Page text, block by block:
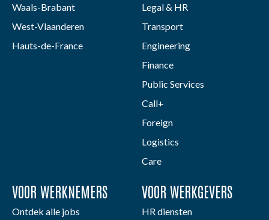
Waals-Brabant
West-Vlaanderen
Hauts-de-France
Legal & HR
Transport
Engineering
Finance
Public Services
Call+
Foreign
Logistics
Care
VOOR WERKNEMERS
Ontdek alle jobs
VOOR WERKGEVERS
HR diensten